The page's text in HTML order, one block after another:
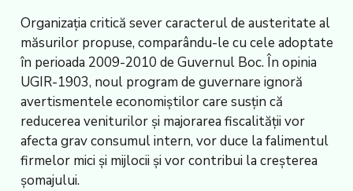
Organizaţia critică sever caracterul de austeritate al
măsurilor propuse, comparându-le cu cele adoptate
în perioada 2009-2010 de Guvernul Boc. În opinia
UGIR-1903, noul program de guvernare ignoră
avertismentele economiştilor care susţin că
reducerea veniturilor şi majorarea fiscalităţii vor
afecta grav consumul intern, vor duce la falimentul
firmelor mici şi mijlocii şi vor contribui la creşterea
şomajului.